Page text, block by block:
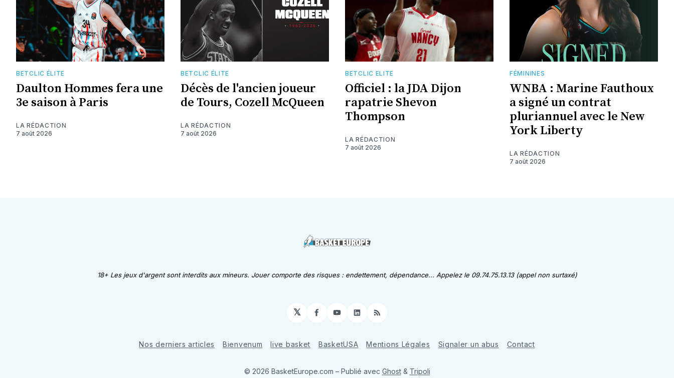
BETCLIC ÉLITE
Daulton Hommes fera une
3e saison à Paris
LA RÉDACTION
7 août 2026
BETCLIC ÉLITE
Décès de l'ancien joueur
de Tours, Cozell McQueen
LA RÉDACTION
7 août 2026
BETCLIC ELITE
Officiel : la JDA Dijon
rapatrie Shevon
Thompson
LA RÉDACTION
7 août 2026
FÉMININES
WNBA : Marine Fauthoux
a signé un contrat
pluriannuel avec le New
York Liberty
LA RÉDACTION
7 août 2026
18+ Les jeux d'argent sont interdits aux mineurs. Jouer comporte des risques : endettement, dépendance... Appelez le 09.74.75.13.13 (appel non surtaxé)
𝕏 Facebook
YouTube
LinkedIn
RSS
Nos derniers articles Bienvenum live basket BasketUSA Mentions Légales Signaler un abus Contact
© 2026 BasketEurope.com – Publié avec Ghost& Tripoli